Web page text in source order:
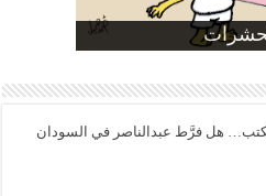
الأسعار
في مصر
هل فرَّط عبدالناصر في السودان